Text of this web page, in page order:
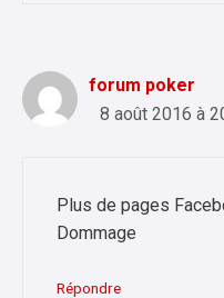
forum poker
8 août 2016 à
Plus de pages
Dommage
Répondre